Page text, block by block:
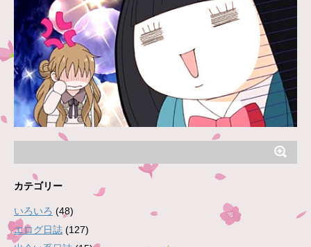
カテゴリー
いろいろ (48)
エログ日誌 (127)